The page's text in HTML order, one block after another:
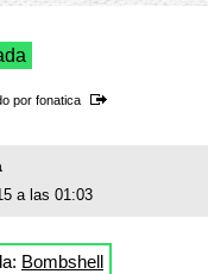
por fonatica
a las 01:03
Bombshell